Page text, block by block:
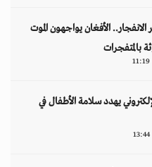
الأفغان يواجهون الموت
بالمتفجرات
يهدد سلامة الأطفال في